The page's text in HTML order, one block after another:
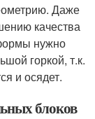
Даже
качества
нужно
горкой, т.к.
и осядет.
блоков